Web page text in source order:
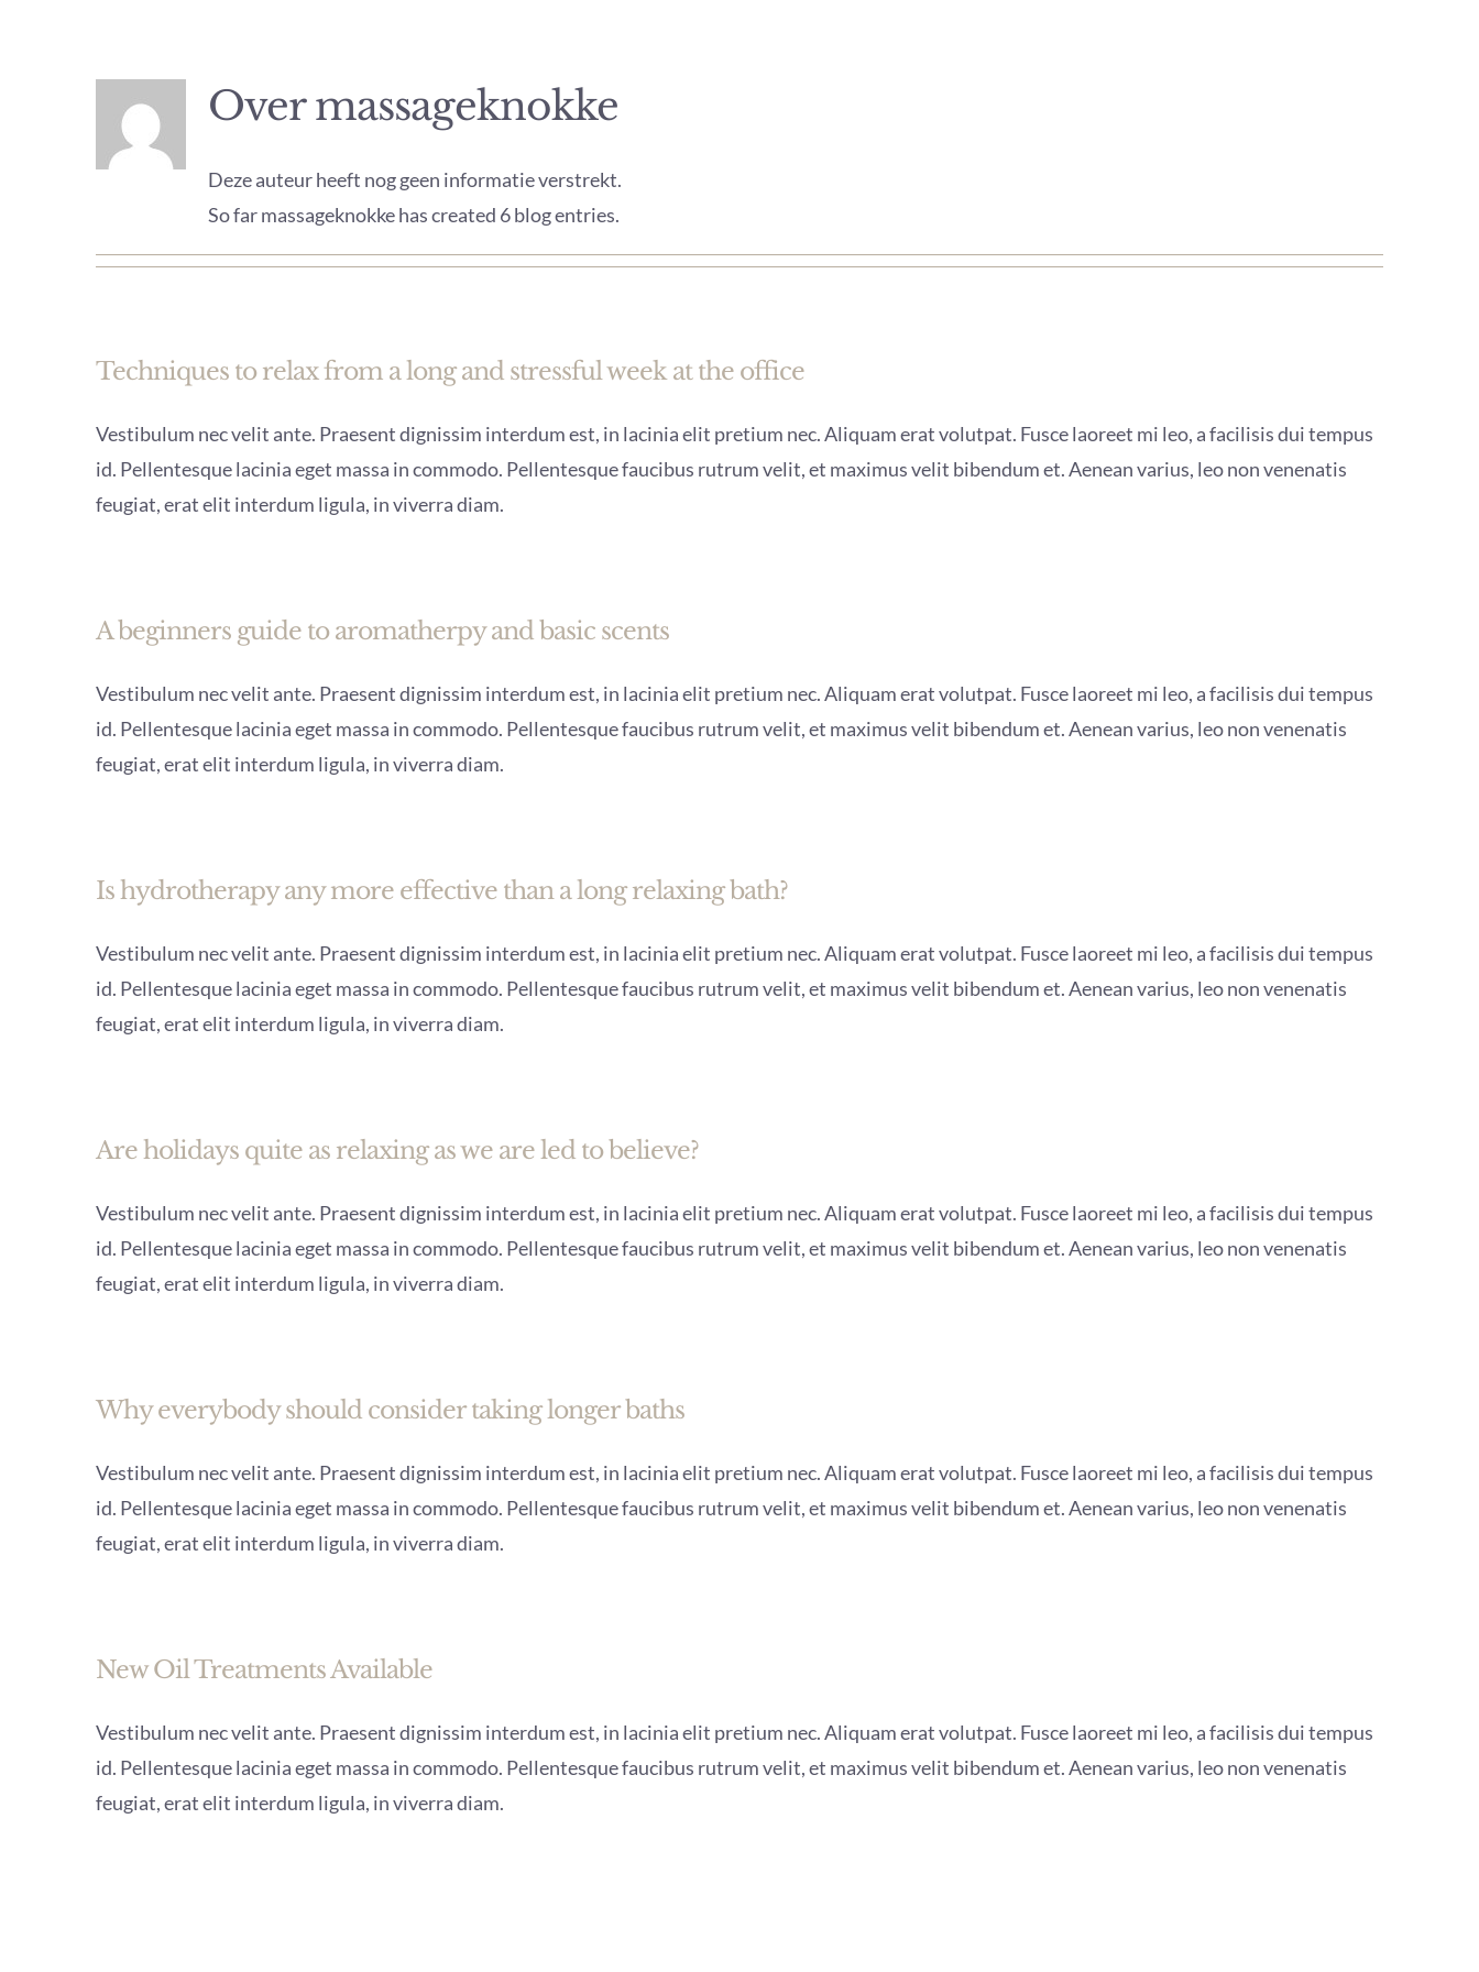
Overmassageknokke
Deze auteur heeft nog geen informatie verstrekt.
So far massageknokke has created 6 blog entries.
Techniques to relax from a long and stressful week at the office
Vestibulum nec velit ante. Praesent dignissim interdum est, in lacinia elit pretium nec. Aliquam erat volutpat. Fusce laoreet mi leo, a facilisis dui tempus
id. Pellentesque lacinia eget massa in commodo. Pellentesque faucibus rutrum velit, et maximus velit bibendum et. Aenean varius, leo non venenatis
feugiat, erat elit interdum ligula, in viverra diam.
A beginners guide to aromatherpy and basic scents
Vestibulum nec velit ante. Praesent dignissim interdum est, in lacinia elit pretium nec. Aliquam erat volutpat. Fusce laoreet mi leo, a facilisis dui tempus
id. Pellentesque lacinia eget massa in commodo. Pellentesque faucibus rutrum velit, et maximus velit bibendum et. Aenean varius, leo non venenatis
feugiat, erat elit interdum ligula, in viverra diam.
Is hydrotherapy any more effective than a long relaxing bath?
Vestibulum nec velit ante. Praesent dignissim interdum est, in lacinia elit pretium nec. Aliquam erat volutpat. Fusce laoreet mi leo, a facilisis dui tempus
id. Pellentesque lacinia eget massa in commodo. Pellentesque faucibus rutrum velit, et maximus velit bibendum et. Aenean varius, leo non venenatis
feugiat, erat elit interdum ligula, in viverra diam.
Are holidays quite as relaxing as we are led to believe?
Vestibulum nec velit ante. Praesent dignissim interdum est, in lacinia elit pretium nec. Aliquam erat volutpat. Fusce laoreet mi leo, a facilisis dui tempus
id. Pellentesque lacinia eget massa in commodo. Pellentesque faucibus rutrum velit, et maximus velit bibendum et. Aenean varius, leo non venenatis
feugiat, erat elit interdum ligula, in viverra diam.
Why everybody should consider taking longer baths
Vestibulum nec velit ante. Praesent dignissim interdum est, in lacinia elit pretium nec. Aliquam erat volutpat. Fusce laoreet mi leo, a facilisis dui tempus
id. Pellentesque lacinia eget massa in commodo. Pellentesque faucibus rutrum velit, et maximus velit bibendum et. Aenean varius, leo non venenatis
feugiat, erat elit interdum ligula, in viverra diam.
New Oil Treatments Available
Vestibulum nec velit ante. Praesent dignissim interdum est, in lacinia elit pretium nec. Aliquam erat volutpat. Fusce laoreet mi leo, a facilisis dui tempus
id. Pellentesque lacinia eget massa in commodo. Pellentesque faucibus rutrum velit, et maximus velit bibendum et. Aenean varius, leo non venenatis
feugiat, erat elit interdum ligula, in viverra diam.